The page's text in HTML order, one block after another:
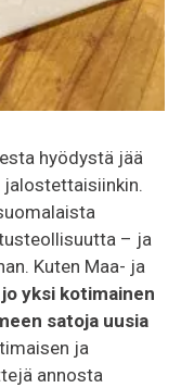
hyödystä jää
jalostettaisiinkin.
– ja
Kuten Maa- ja
jo yksi kotimainen
satoja uusia
ja
annosta